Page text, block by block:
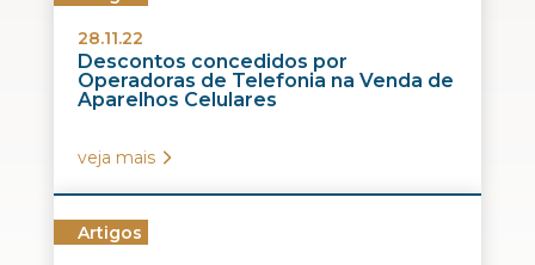
28.11.22
Descontos concedidos por
Operadoras de Telefonia na Venda de
Aparelhos Celulares
veja mais
Artigos